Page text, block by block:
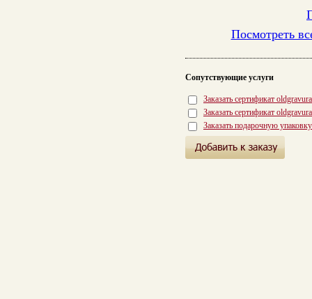
Посмотреть
Сопутствующие услуги
Заказать сертификат
Заказать сертификат
Заказать подарочную